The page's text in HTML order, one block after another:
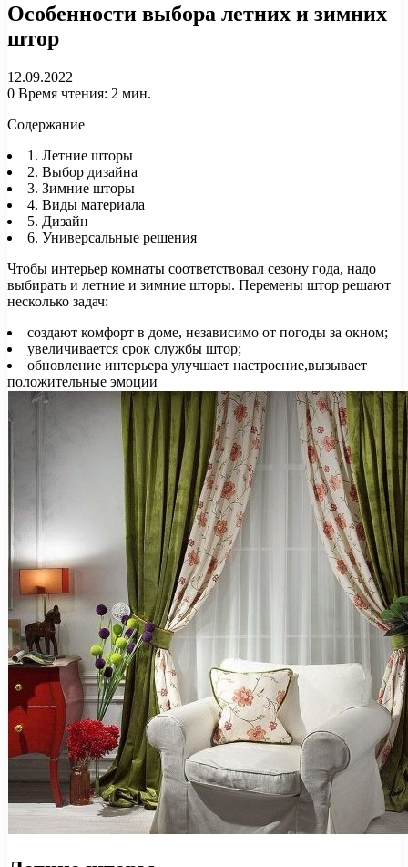
Особенности выбора летних и зимних
штор
12.09.2022
0 Время чтения: 2 мин.
Содержание
1. Летние шторы
2. Выбор дизайна
3. Зимние шторы
4. Виды материала
5. Дизайн
6. Универсальные решения
Чтобы интерьер комнаты соответствовал сезону года, надо
выбирать и летние и зимние шторы. Перемены штор решают
несколько задач:
создают комфорт в доме, независимо от погоды за окном;
увеличивается срок службы штор;
обновление интерьера улучшает настроение,вызывает
положительные эмоции